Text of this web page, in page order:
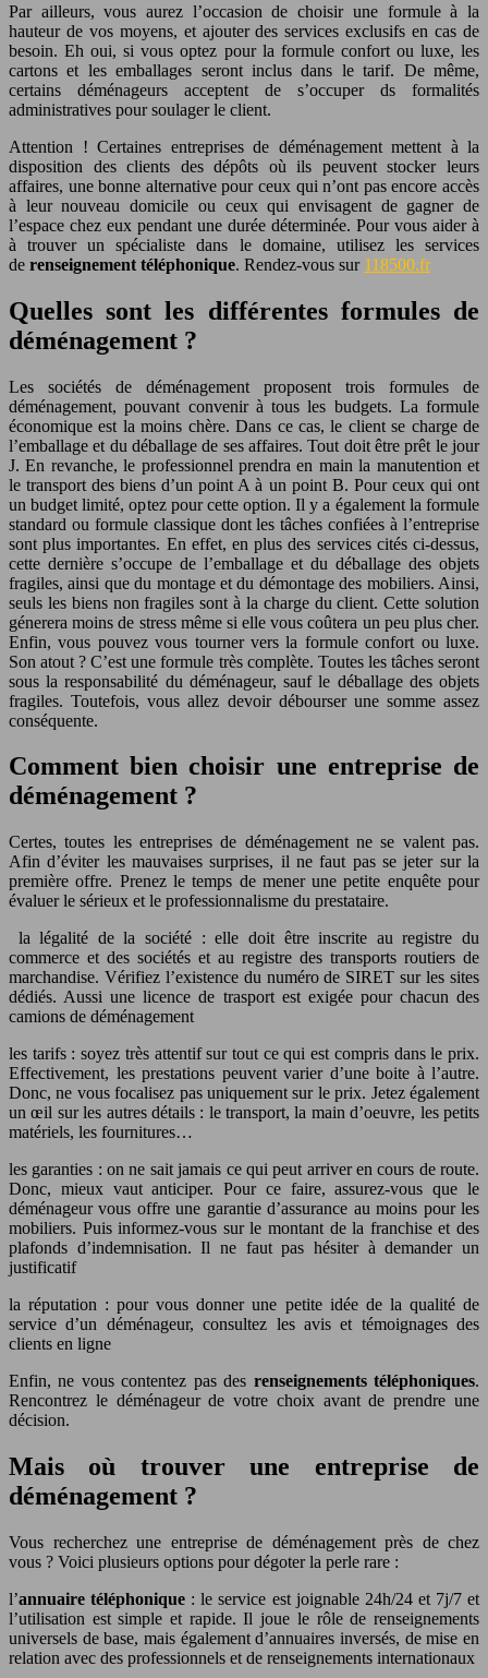
Par ailleurs, vous aurez l’occasion de choisir une formule à la
hauteur de vos moyens, et ajouter des services exclusifs en cas de
besoin. Eh oui, si vous optez pour la formule confort ou luxe, les
cartons et les emballages seront inclus dans le tarif. De même,
certains déménageurs acceptent de s’occuper ds formalités
administratives pour soulager le client.
Attention ! Certaines entreprises de déménagement mettent à la
disposition des clients des dépôts où ils peuvent stocker leurs
affaires, une bonne alternative pour ceux qui n’ont pas encore accès
à leur nouveau domicile ou ceux qui envisagent de gagner de
l’espace chez eux pendant une durée déterminée. Pour vous aider à
à trouver un spécialiste dans le domaine, utilisez les services
de renseignement téléphonique. Rendez-vous sur 118500.fr
Quelles sont les différentes formules de
déménagement ?
Les sociétés de déménagement proposent trois formules de
déménagement, pouvant convenir à tous les budgets. La formule
économique est la moins chère. Dans ce cas, le client se charge de
l’emballage et du déballage de ses affaires. Tout doit être prêt le jour
J. En revanche, le professionnel prendra en main la manutention et
le transport des biens d’un point A à un point B. Pour ceux qui ont
un budget limité, optez pour cette option. Il y a également la formule
standard ou formule classique dont les tâches confiées à l’entreprise
sont plus importantes. En effet, en plus des services cités ci-dessus,
cette dernière s’occupe de l’emballage et du déballage des objets
fragiles, ainsi que du montage et du démontage des mobiliers. Ainsi,
seuls les biens non fragiles sont à la charge du client. Cette solution
génerera moins de stress même si elle vous coûtera un peu plus cher.
Enfin, vous pouvez vous tourner vers la formule confort ou luxe.
Son atout ? C’est une formule très complète. Toutes les tâches seront
sous la responsabilité du déménageur, sauf le déballage des objets
fragiles. Toutefois, vous allez devoir débourser une somme assez
conséquente.
Comment bien choisir une entreprise de
déménagement ?
Certes, toutes les entreprises de déménagement ne se valent pas.
Afin d’éviter les mauvaises surprises, il ne faut pas se jeter sur la
première offre. Prenez le temps de mener une petite enquête pour
évaluer le sérieux et le professionnalisme du prestataire.
la légalité de la société : elle doit être inscrite au registre du
commerce et des sociétés et au registre des transports routiers de
marchandise. Vérifiez l’existence du numéro de SIRET sur les sites
dédiés. Aussi une licence de trasport est exigée pour chacun des
camions de déménagement
les tarifs : soyez très attentif sur tout ce qui est compris dans le prix.
Effectivement, les prestations peuvent varier d’une boite à l’autre.
Donc, ne vous focalisez pas uniquement sur le prix. Jetez également
un œil sur les autres détails : le transport, la main d’oeuvre, les petits
matériels, les fournitures…
les garanties : on ne sait jamais ce qui peut arriver en cours de route.
Donc, mieux vaut anticiper. Pour ce faire, assurez-vous que le
déménageur vous offre une garantie d’assurance au moins pour les
mobiliers. Puis informez-vous sur le montant de la franchise et des
plafonds d’indemnisation. Il ne faut pas hésiter à demander un
justificatif
la réputation : pour vous donner une petite idée de la qualité de
service d’un déménageur, consultez les avis et témoignages des
clients en ligne
Enfin, ne vous contentez pas des renseignements téléphoniques.
Rencontrez le déménageur de votre choix avant de prendre une
décision.
Mais où trouver une entreprise de
déménagement ?
Vous recherchez une entreprise de déménagement près de chez
vous ? Voici plusieurs options pour dégoter la perle rare :
l’annuaire téléphonique : le service est joignable 24h/24 et 7j/7 et
l’utilisation est simple et rapide. Il joue le rôle de renseignements
universels de base, mais également d’annuaires inversés, de mise en
relation avec des professionnels et de renseignements internationaux